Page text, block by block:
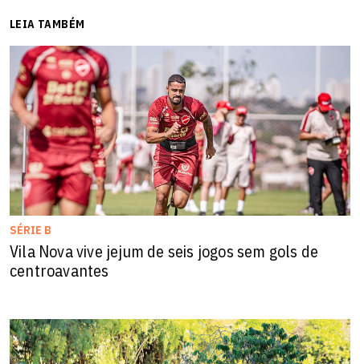
LEIA TAMBÉM
SÉRIE B
Vila Nova vive jejum de seis jogos sem gols de
centroavantes